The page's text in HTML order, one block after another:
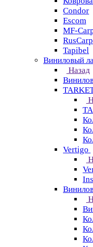
Condor
Escom
MF-
Tapibel
Виниловый
Назад
Vertigo